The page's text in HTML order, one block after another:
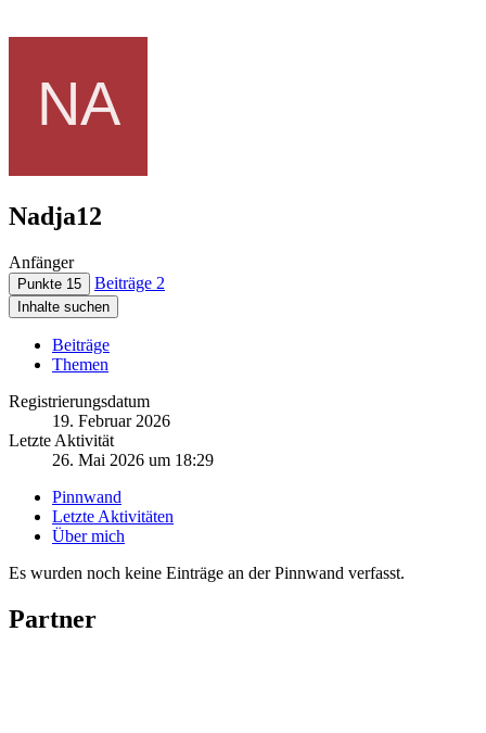
Nadja12
Anfänger
Punkte 15 Beiträge 2
Inhalte suchen
Beiträge
Themen
Registrierungsdatum
19. Februar 2026
Letzte Aktivität
26. Mai 2026 um 18:29
Pinnwand
Letzte Aktivitäten
Über mich
Es wurden noch keine Einträge an der Pinnwand verfasst.
Partner